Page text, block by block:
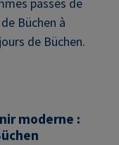
Büchen à
de Büchen.
moderne :